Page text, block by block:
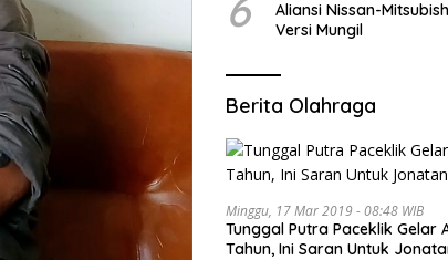
Aliansi Nissan-
Versi Mungil
Berita Olahraga
Minggu, 17 Mar 2019 - 08:48 WIB
Tunggal Putra Paceklik Gelar
Tahun, Ini Saran Untuk